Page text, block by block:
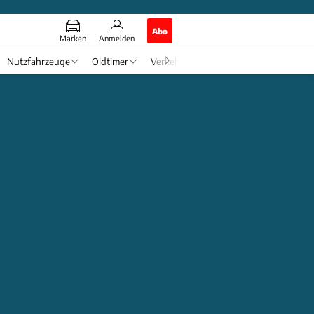
Marken Anmelden
Abo
Nutzfahrzeuge Oldtimer Verkehr